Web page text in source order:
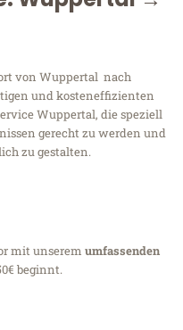
von Wuppertal nach
und kosteneffizienten
Wuppertal, die speziell
gerecht zu werden und
zu gestalten.
mit unserem umfassenden
beginnt.